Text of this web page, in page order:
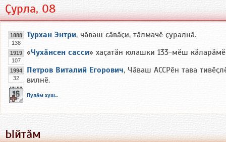
Ҫурла, 08
1888
138
Турхан Энтри, чӑваш сӑвӑҫи, тӑлмачӗ ҫуралнӑ.
1919
107
«Чухӑнсен сасси» хаҫатӑн юлашки 133-мӗш кӑларӑмӗ
1994
32
Петров Виталий Егорович, Чӑваш АССРӗн тава
вилнӗ.
Пулӑм хуш...
Ыйтӑм